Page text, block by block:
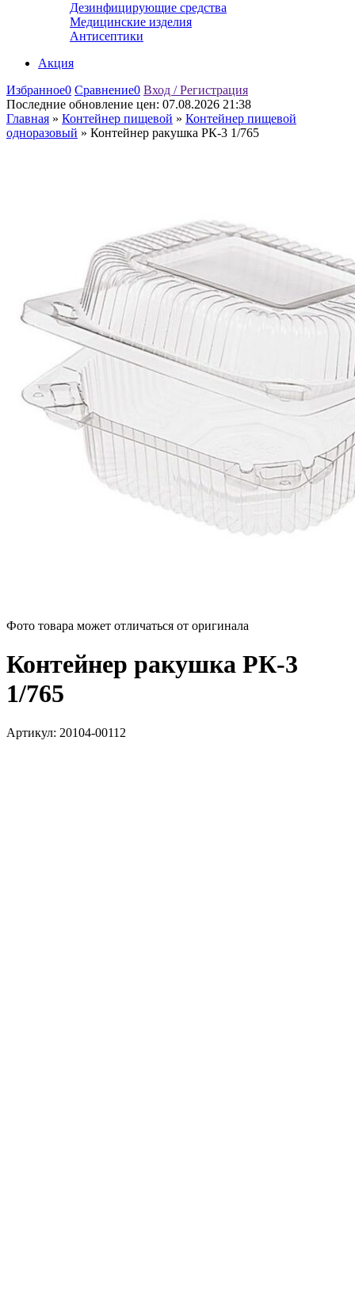
Дезинфицирующие средства
Медицинские изделия
Антисептики
Акция
Избранное0 Сравнение0 Вход / Регистрация
Последние обновление цен: 07.08.2026 21:38
Главная » Контейнер пищевой » Контейнер пищевой
одноразовый » Контейнер ракушка РК-3 1/765
Фото товара может отличаться от оригинала
Контейнер ракушка РК-3
1/765
Артикул: 20104-00112